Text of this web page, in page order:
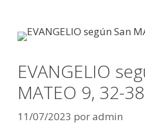
EVANGELIO
MATEO 9, 32-38
11/07/2023 poradmin